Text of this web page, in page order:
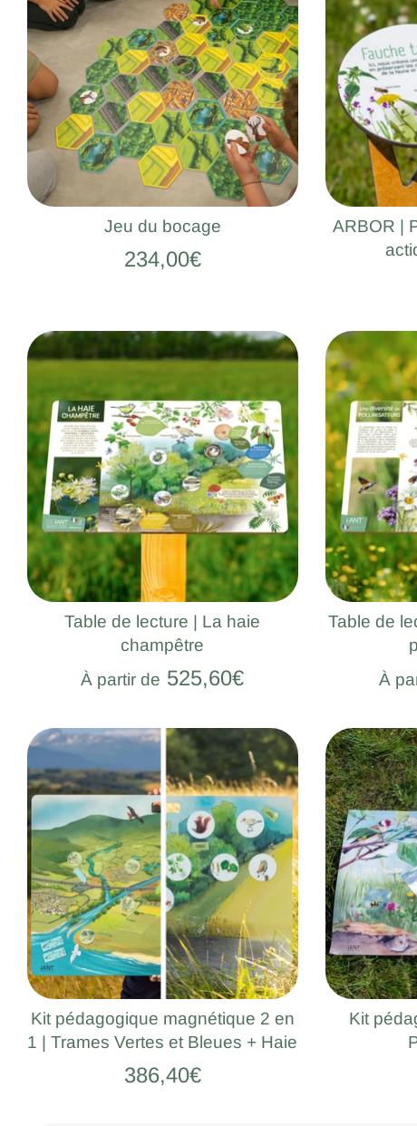
Jeu du bocage
234,00€
ARBOR |
Table de lecture | La haie
champêtre
À partir de 525,60€
Table de
À
Kit pédagogique magnétique 2 en
1 | Trames Vertes et Bleues + Haie
386,40€
Kit